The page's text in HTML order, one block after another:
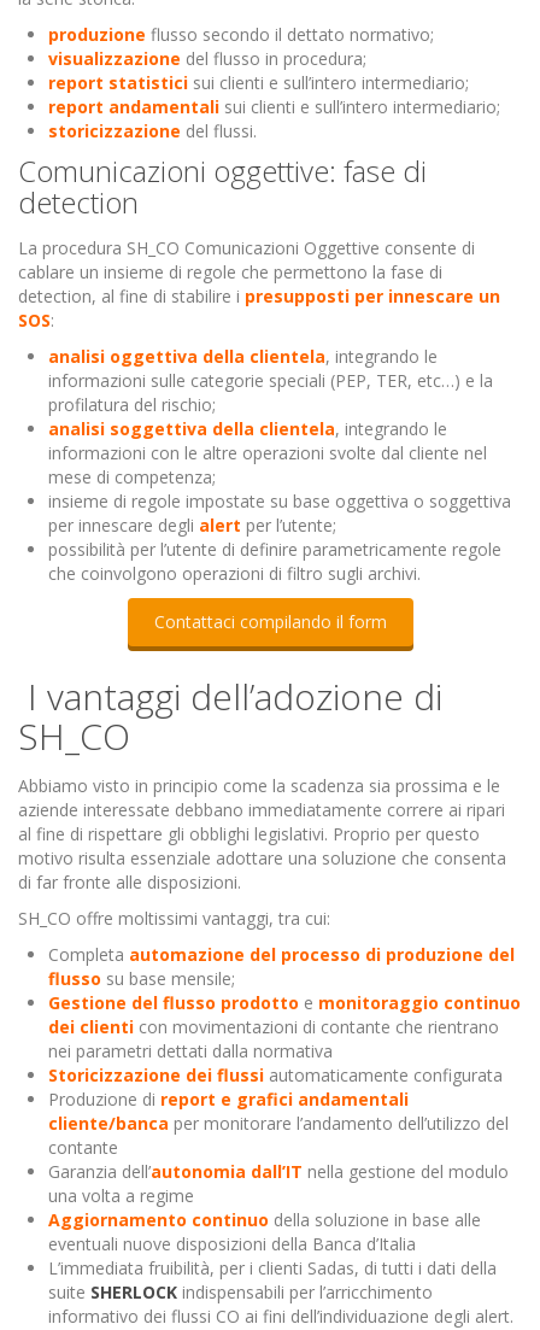
produzione flusso secondo il dettato normativo;
visualizzazione del flusso in procedura;
report statistici sui clienti e sull’intero intermediario;
report andamentali sui clienti e sull’intero intermediario;
storicizzazione del flussi.
Comunicazioni oggettive: fase di
detection
La procedura SH_CO Comunicazioni Oggettive consente di
cablare un insieme di regole che permettono la fase di
detection, al fine di stabilire i presupposti per innescare un
SOS:
analisi oggettiva della clientela, integrando le
informazioni sulle categorie speciali (PEP, TER, etc…) e la
profilatura del rischio;
analisi soggettiva della clientela, integrando le
informazioni con le altre operazioni svolte dal cliente nel
mese di competenza;
insieme di regole impostate su base oggettiva o soggettiva
per innescare degli alert per l’utente;
possibilità per l’utente di definire parametricamente regole
che coinvolgono operazioni di filtro sugli archivi.
Contattaci compilando il form
I vantaggi dell’adozione di
SH_CO
Abbiamo visto in principio come la scadenza sia prossima e le
aziende interessate debbano immediatamente correre ai ripari
al fine di rispettare gli obblighi legislativi. Proprio per questo
motivo risulta essenziale adottare una soluzione che consenta
di far fronte alle disposizioni.
SH_CO offre moltissimi vantaggi, tra cui:
Completa automazione del processo di produzione del
flusso su base mensile;
Gestione del flusso prodotto e monitoraggio continuo
dei clienti con movimentazioni di contante che rientrano
nei parametri dettati dalla normativa
Storicizzazione dei flussi automaticamente configurata
Produzione di report e grafici andamentali
cliente/banca per monitorare l’andamento dell’utilizzo del
contante
Garanzia dell’autonomia dall’IT nella gestione del modulo
una volta a regime
Aggiornamento continuo della soluzione in base alle
eventuali nuove disposizioni della Banca d’Italia
L’immediata fruibilità, per i clienti Sadas, di tutti i dati della
suite SHERLOCK indispensabili per l’arricchimento
informativo dei flussi CO ai fini dell’individuazione degli alert.